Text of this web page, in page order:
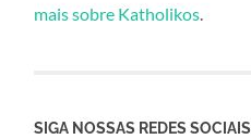
mais sobre Katholikos.
SIGA NOSSAS REDES SOCIAIS